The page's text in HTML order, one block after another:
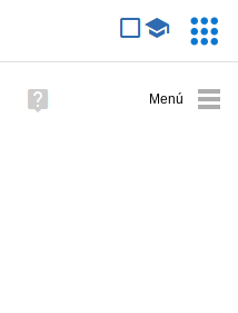
avanzada
Ayuda
(en